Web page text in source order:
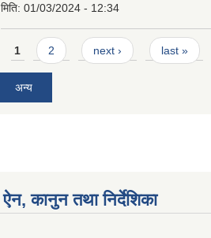
मिति: 01/03/2024 - 12:34
Pages
1 2 next › last »
अन्य
ऐन, कानुन तथा निर्देशिका